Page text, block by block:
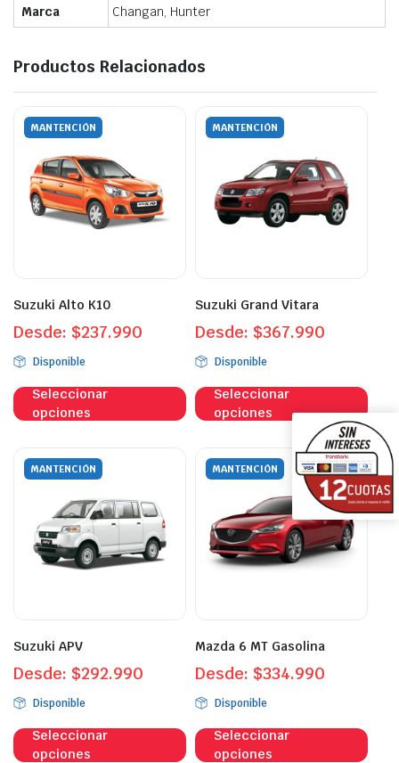
Marca
Changan, Hunter
Productos Relacionados
MANTENCIÓN
Suzuki Alto K10
Desde: $237.990
Disponible
Seleccionar
opciones
producto
tiene
variantes.
opciones
pueden
página
producto
MANTENCIÓN
Suzuki Grand Vitara
Desde: $367.990
Disponible
Seleccionar
opciones
Las
MANTENCIÓN
Suzuki APV
Desde: $292.990
Disponible
Seleccionar
opciones
producto
MANTENCIÓN
Mazda 6 MT Gasolina
Desde: $334.990
Disponible
Seleccionar
opciones